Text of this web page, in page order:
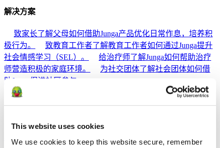
This website uses cookies
We use cookies to keep this website secure, remember
解决方案
致家长了解父母如何借助Junga产品优化日常作息，培养积
极行为。
致教育工作者了解教育工作者如何通过Junga提升
社会情感学习（SEL）。
给治疗师了解Junga如何帮助治疗
师营造积极的家庭环境。
为社交团体了解社会团体如何借
助Junga促进社区参与。
Junga 対 Greenlight Greenlight 将受监管的借记卡与教育工具